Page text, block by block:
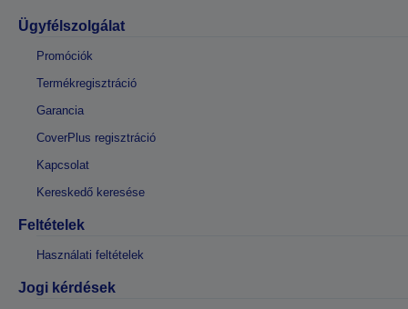
Ügyfélszolgálat
Promóciók
Termékregisztráció
Garancia
CoverPlus regisztráció
Kapcsolat
Kereskedő keresése
Feltételek
Használati feltételek
Jogi kérdések